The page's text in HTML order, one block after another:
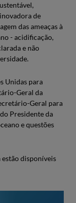
de
das ameaças à
- acidificação,
e não
Unidas para
Geral da
Geral para
Presidente da
e questões
estão disponíveis